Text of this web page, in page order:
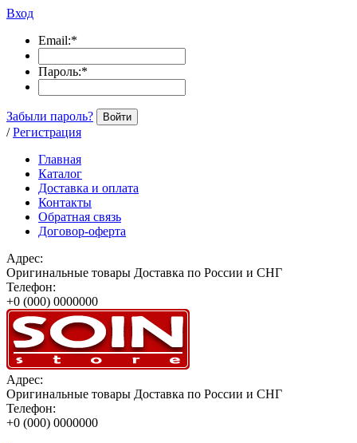
Вход
Email:*
Пароль:*
Забыли пароль? Войти
/ Регистрация
Главная
Каталог
Доставка и оплата
Контакты
Обратная связь
Договор-оферта
Адрес:
Оригинальные товары Доставка по России и СНГ
Телефон:
+0 (000) 0000000
Адрес:
Оригинальные товары Доставка по России и СНГ
Телефон:
+0 (000) 0000000